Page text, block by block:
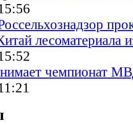
лесоматериала
чемпионат